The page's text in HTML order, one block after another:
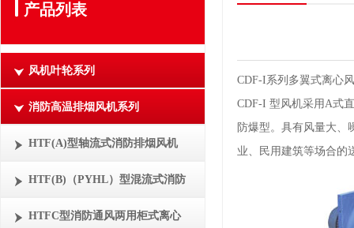
产品列表
风机叶轮系列
消防高温排烟风机系列
HTF(A)型轴流式消防排烟风机
HTF(B)（PYHL）型混流式消防
HTFC型消防通风两用柜式离心
CDF-I系列多翼式离心
CDF-I 型风机采用A式
防爆型。具有风量大、
业、民用建筑等场合的